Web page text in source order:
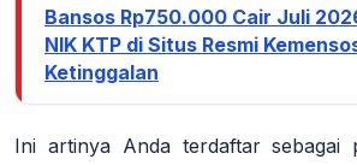
Bansos Rp750.000 Cair Juli
NIK KTP di Situs Resmi
Ketinggalan
Ini artinya Anda terdaftar sebagai